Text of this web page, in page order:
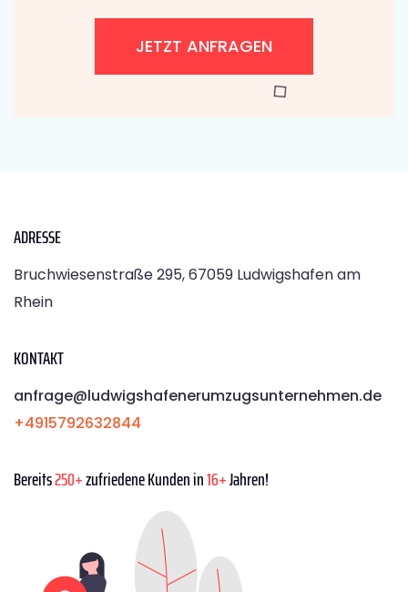
JETZT ANFRAGEN
ADRESSE
Bruchwiesenstraße 295, 67059 Ludwigshafen am
Rhein
KONTAKT
anfrage@ludwigshafenerumzugsunternehmen.de
+4915792632844
Bereits250+zufriedene Kunden in16+Jahren!